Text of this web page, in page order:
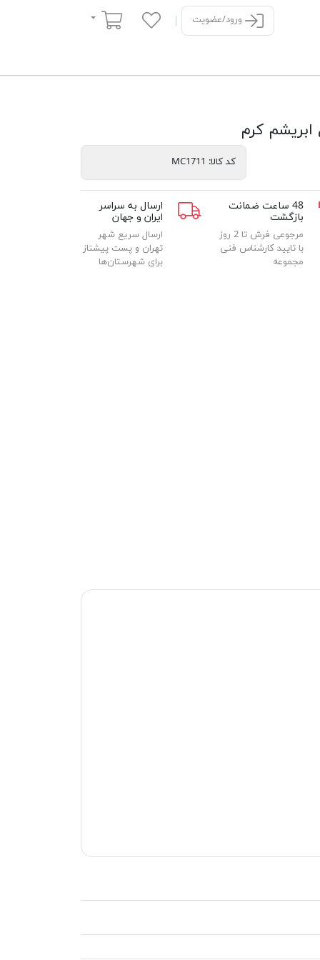
ورود/عضویت سبد خرید
کد کالا: MC1711
48 ساعت ضمانت
بازگشت
مرجوعی فرش تا 2 روز
با تایید کارشناس فنی
مجموعه
ارسال به سراسر
ایران و جهان
ارسال سریع شهر
تهران و پست پیشتاز
برای شهرستان‌ها